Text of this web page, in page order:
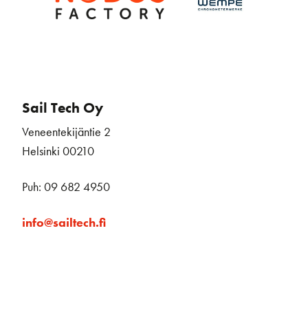
Sail Tech Oy
Veneentekijäntie 2
Helsinki 00210
Puh: 09 682 4950
info@sailtech.fi